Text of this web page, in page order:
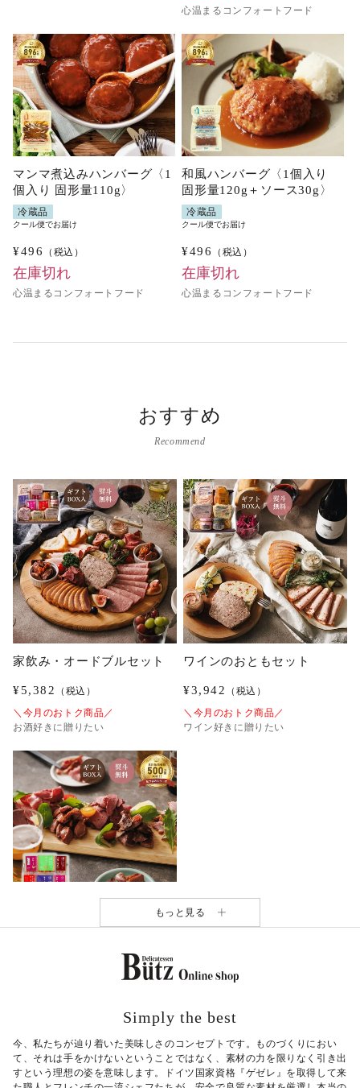
心温まるコンフォートフード
マンマ煮込みハンバーグ〈1
個入り 固形量110g〉
冷蔵品
クール便でお届け
¥496 （税込）
在庫切れ
心温まるコンフォートフード
和風ハンバーグ〈1個入り
固形量120g＋ソース30g〉
冷蔵品
クール便でお届け
¥496 （税込）
在庫切れ
心温まるコンフォートフード
おすすめ
Recommend
家飲み・オードブルセット
¥5,382
（税込）
＼今月のおトク商品／
お酒好きに贈りたい
ワインのおともセット
¥3,942
（税込）
＼今月のおトク商品／
ワイン好きに贈りたい
もっと見る
Simply the best
今、私たちが辿り着いた美味しさのコンセプトです。ものづくりにおい
て、それは手をかけないということではなく、素材の力を限りなく引き出
すという理想の姿を意味します。ドイツ国家資格『ゲゼレ』を取得して来